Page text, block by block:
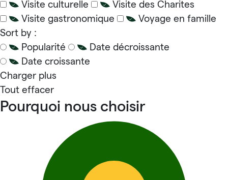
Visite culturelle
Visite des Charites
Visite gastronomique
Voyage en famille
Sort by :
Popularité
Date décroissante
Date croissante
Charger plus
Tout effacer
Pourquoi nous choisir